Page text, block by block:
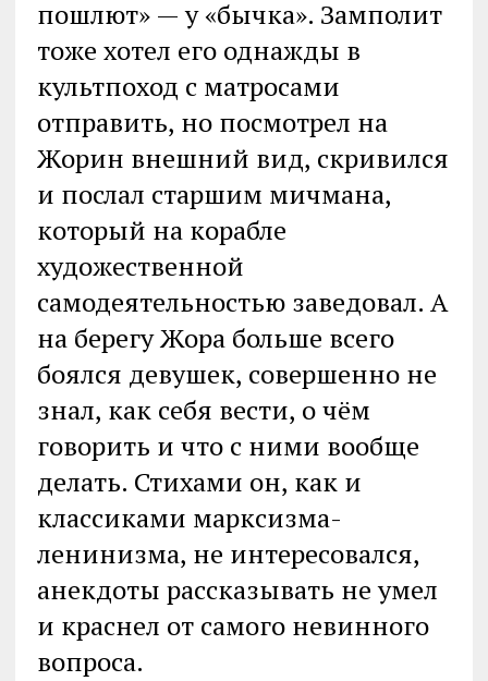
пошлют» — у «бычка». Замполит
тоже хотел его однажды в
культпоход с матросами
отправить, но посмотрел на
Жорин внешний вид, скривился
и послал старшим мичмана,
который на корабле
художественной
самодеятельностью заведовал. А
на берегу Жора больше всего
боялся девушек, совершенно не
знал, как себя вести, о чём
говорить и что с ними вообще
делать. Стихами он, как и
классиками марксизма-
ленинизма, не интересовался,
анекдоты рассказывать не умел
и краснел от самого невинного
вопроса.